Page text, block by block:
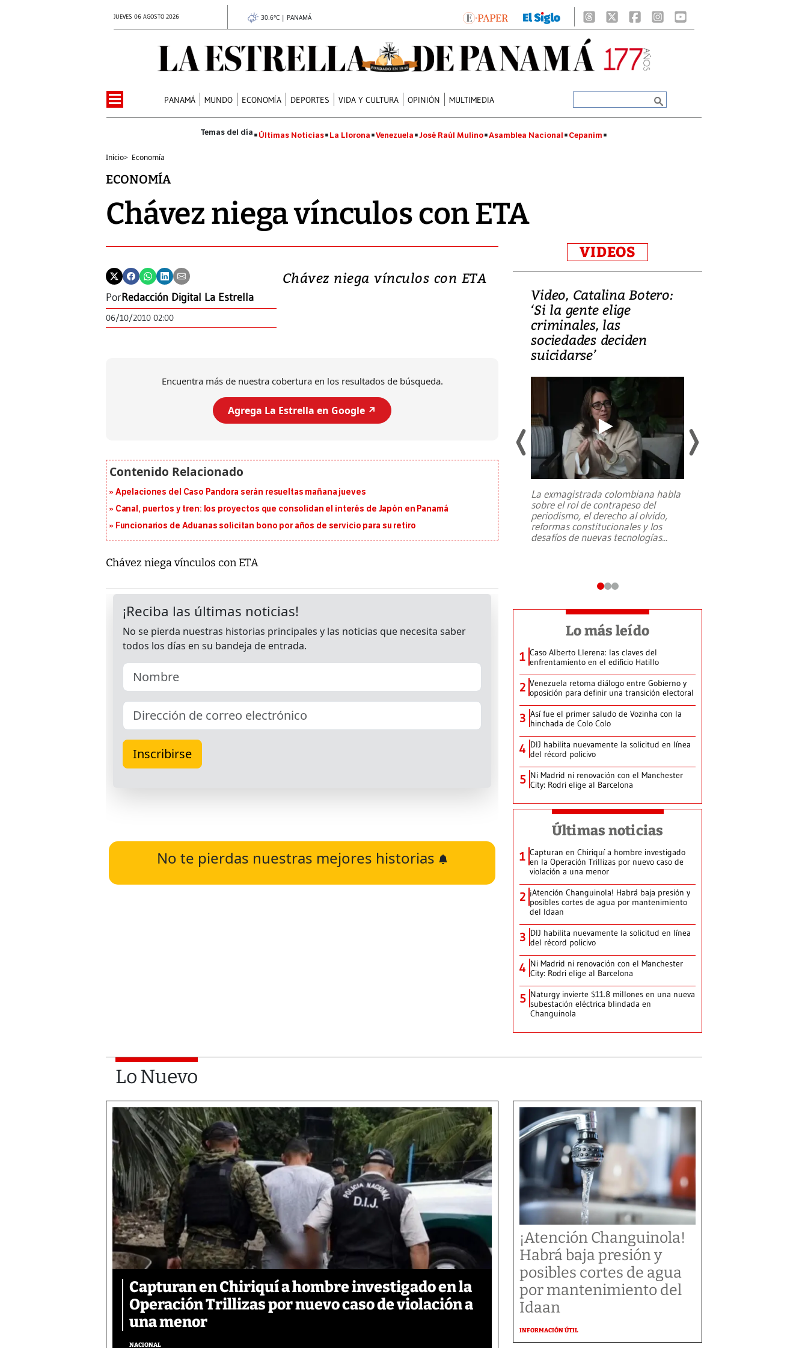
JUEVES 06 AGOSTO 2026 30.6°C | PANAMÁ
PANAMÁ MUNDO ECONOMÍA DEPORTES VIDA Y CULTURA OPINIÓN MULTIMEDIA
Últimas Noticias La Llorona Venezuela José Raúl Mulino Asamblea Nacional Cepanim
Inicio> Economía
ECONOMÍA
Chávez niega vínculos con ETA
PorRedacción Digital La Estrella
06/10/2010 02:00
Chávez niega vínculos con ETA
Encuentra más de nuestra cobertura en los resultados de búsqueda.
Agrega La Estrella en Google ↗️
Apelaciones del Caso Pandora serán resueltas mañana jueves
Canal, puertos y tren: los proyectos que consolidan el interés de Japón en Panamá
Funcionarios de Aduanas solicitan bono por años de servicio para su retiro
Chávez niega vínculos con ETA
No te pierdas nuestras mejores historias
VIDEOS
Un fuerte terremoto de magnitud
al sur de Japón, provocando una
emergencia de gran...
Video, Catalina Botero:
‘Si la gente elige
criminales, las
sociedades deciden
suicidarse’
La exmagistrada colombiana habla
sobre el rol de contrapeso del
periodismo, el derecho al olvido,
reformas constitucionales y los
desafíos de nuevas tecnologías...
Lo más leído
1 Caso Alberto Llerena: las claves del
enfrentamiento en el edificio Hatillo
2 Venezuela retoma diálogo entre Gobierno y
oposición para definir una transición electoral
3 Así fue el primer saludo de Vozinha con la
hinchada de Colo Colo
4 DIJ habilita nuevamente la solicitud en línea
del récord policivo
5 Ni Madrid ni renovación con el Manchester
City: Rodri elige al Barcelona
Últimas noticias
1 Capturan en Chiriquí a hombre investigado
en la Operación Trillizas por nuevo caso de
violación a una menor
2 ¡Atención Changuinola! Habrá baja presión y
posibles cortes de agua por mantenimiento
del Idaan
3 DIJ habilita nuevamente la solicitud en línea
del récord policivo
4 Ni Madrid ni renovación con el Manchester
City: Rodri elige al Barcelona
5 Naturgy invierte $11.8 millones en una nueva
subestación eléctrica blindada en
Changuinola
Lo Nuevo
Capturan en Chiriquí a hombre investigado en la
Operación Trillizas por nuevo caso de violación a
una menor
NACIONAL
¡Atención Changuinola!
Habrá baja presión y
posibles cortes de agua
por mantenimiento del
Idaan
INFORMACIÓN ÚTIL